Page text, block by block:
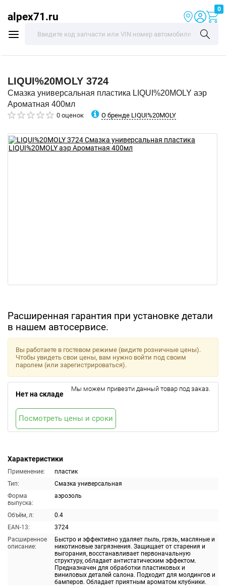
alpex71.ru
0
LIQUI%20MOLY 3724
Смазка универсальная пластика LIQUI%20MOLY аэр
Ароматная 400мл
0 оценок О бренде LIQUI%20MOLY
Расширенная гарантия при установке детали
в нашем автосервисе.
Характеристики
Применение:
пластик
Тип:
Смазка универсальная
Форма
выпуска:
аэрозоль
Объём, л:
0.4
EAN-13:
3724
Расширенное
описание:
Быстро и эффективно удаляет пыль, грязь, масляные и
никотиновые загрязнения. Защищает от старения и
выгорания, восстанавливает первоначальную
структуру, обладает антистатическим эффектом.
Предназначен для обработки пластиковых и
виниловых деталей салона. Подходит для молдингов и
бамперов. Обладает приятным ароматом клубники.
Вы работаете в гостевом режиме (видите розничные цены).
Чтобы увидеть свои цены, вам нужно войти под своим
паролем (или зарегистрироваться).
Нет на складе
Мы можем привезти данный товар под заказ.
Посмотреть цены и сроки